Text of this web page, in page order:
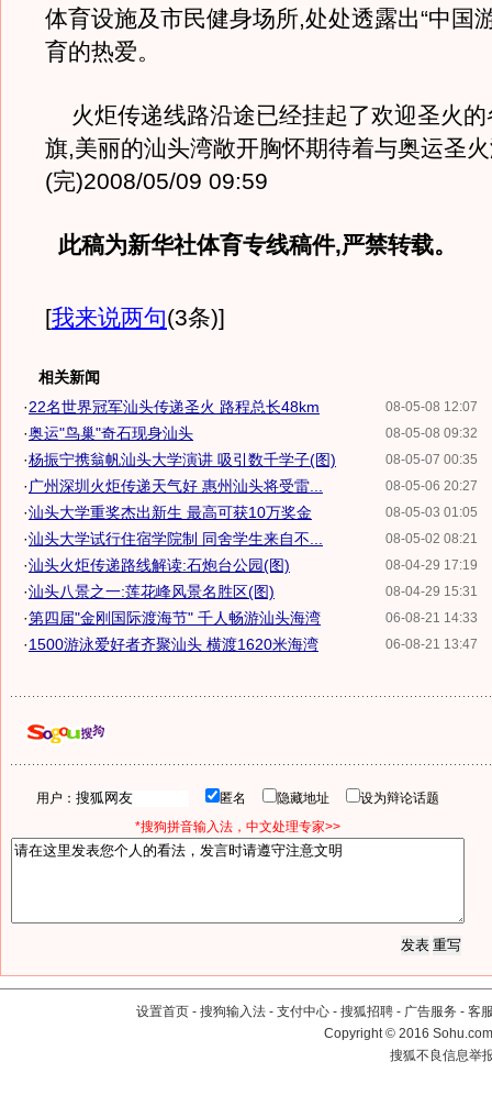
体育设施及市民健身场所,处处透露出“中国
育的热爱。
火炬传递线路沿途已经挂起了欢迎圣火的
旗,美丽的汕头湾敞开胸怀期待着与奥运圣
(完)2008/05/09 09:59
此稿为新华社体育专线稿件,严禁转载。
[我来说两句(3条)]
相关新闻
08-05-08 12:07
·22名世界冠军汕头传递圣火 路程总长48km
08-05-08 09:32
·奥运"鸟巢"奇石现身汕头
08-05-07 00:35
·杨振宁携翁帆汕头大学演讲 吸引数千学子(图)
08-05-06 20:27
· 广州深圳火炬传递天气好 惠州汕头将受雷...
08-05-03 01:05
·汕头大学重奖杰出新生 最高可获10万奖金
08-05-02 08:21
·汕头大学试行住宿学院制 同舍学生来自不...
08-04-29 17:19
·汕头火炬传递路线解读:石炮台公园(图)
08-04-29 15:31
·汕头八景之一:莲花峰风景名胜区(图)
06-08-21 14:33
·第四届"金刚国际渡海节" 千人畅游汕头海湾
06-08-21 13:47
·1500游泳爱好者齐聚汕头 横渡1620米海湾
用户： 匿名 隐藏地址
设为辩论话题
*搜狗拼音输入法，中文处理专家>>
设置首页 - 搜狗输入法 - 支付中心 - 搜狐招聘 - 广告服务 - 客
Copyright©2016
搜狐不良信息举